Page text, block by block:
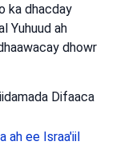
ka dhacday
Yuhuud ah
dhowr
Difaaca
ah ee Israa'iil